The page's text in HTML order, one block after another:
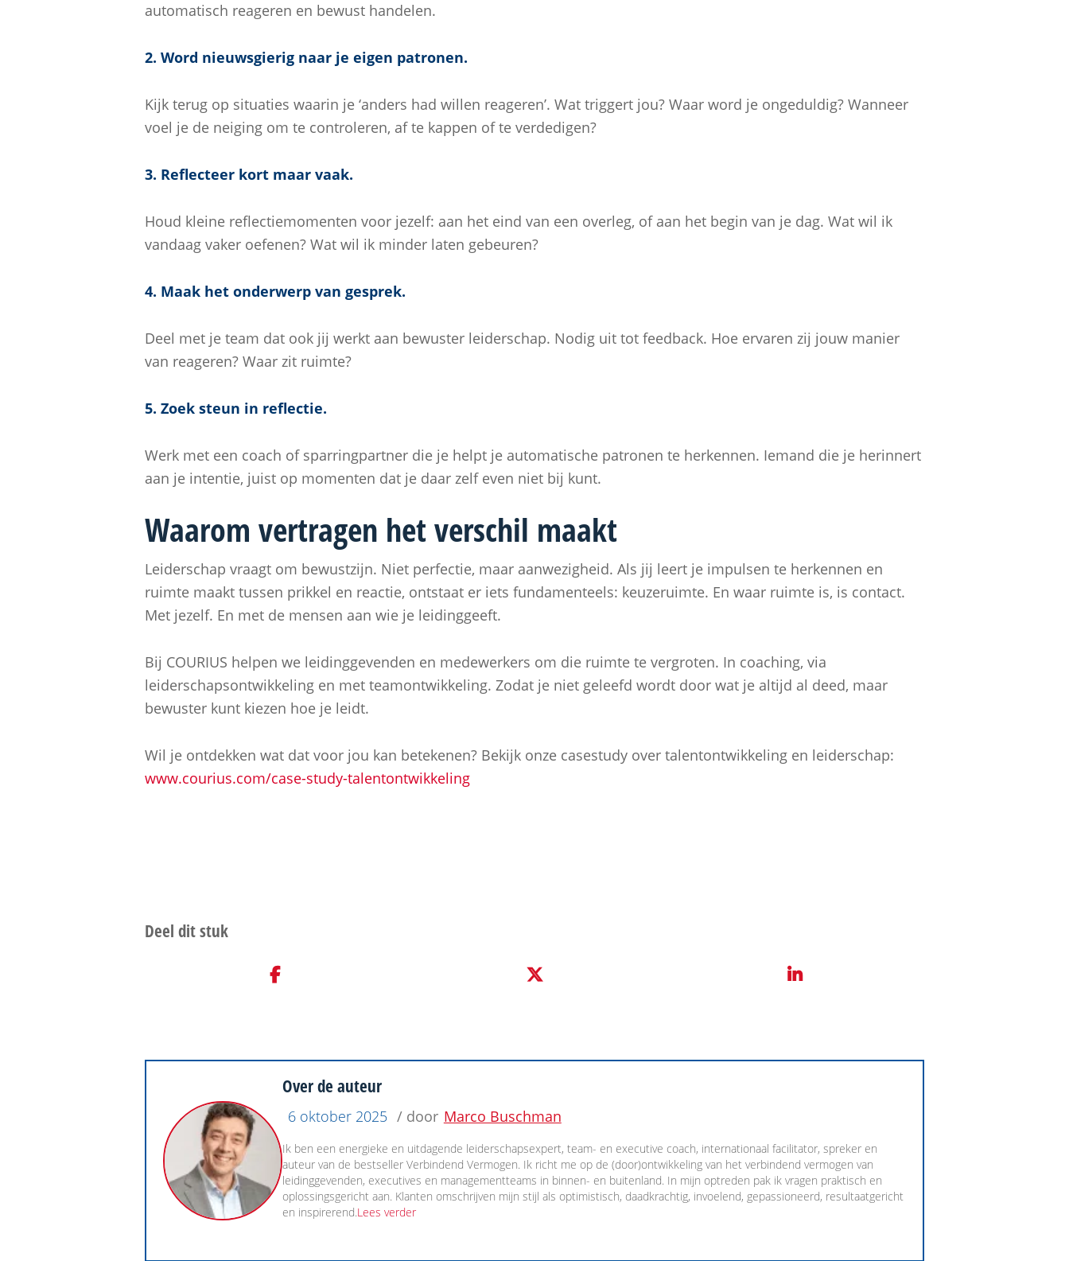
automatisch reageren en bewust handelen.
2. Word nieuwsgierig naar je eigen patronen.
Kijk terug op situaties waarin je ‘anders had willen reageren’. Wat triggert jou? Waar word je ongeduldig? Wanneer
voel je de neiging om te controleren, af te kappen of te verdedigen?
3. Reflecteer kort maar vaak.
Houd kleine reflectiemomenten voor jezelf: aan het eind van een overleg, of aan het begin van je dag. Wat wil ik
vandaag vaker oefenen? Wat wil ik minder laten gebeuren?
4. Maak het onderwerp van gesprek.
Deel met je team dat ook jij werkt aan bewuster leiderschap. Nodig uit tot feedback. Hoe ervaren zij jouw manier
van reageren? Waar zit ruimte?
5. Zoek steun in reflectie.
Werk met een coach of sparringpartner die je helpt je automatische patronen te herkennen. Iemand die je herinnert
aan je intentie, juist op momenten dat je daar zelf even niet bij kunt.
Waarom vertragen het verschil maakt
Leiderschap vraagt om bewustzijn. Niet perfectie, maar aanwezigheid. Als jij leert je impulsen te herkennen en
ruimte maakt tussen prikkel en reactie, ontstaat er iets fundamenteels: keuzeruimte. En waar ruimte is, is contact.
Met jezelf. En met de mensen aan wie je leidinggeeft.
Bij COURIUS helpen we leidinggevenden en medewerkers om die ruimte te vergroten. In coaching, via
leiderschapsontwikkeling en met teamontwikkeling. Zodat je niet geleefd wordt door wat je altijd al deed, maar
bewuster kunt kiezen hoe je leidt.
Wil je ontdekken wat dat voor jou kan betekenen? Bekijk onze casestudy over talentontwikkeling en leiderschap:
www.courius.com/case-study-talentontwikkeling
Over de auteur
6 oktober 2025 / door Marco Buschman
Ik ben een energieke en uitdagende leiderschapsexpert, team- en executive coach, internationaal facilitator, spreker en
auteur van de bestseller Verbindend Vermogen. Ik richt me op de (door)ontwikkeling van het verbindend vermogen van
leidinggevenden, executives en managementteams in binnen- en buitenland. In mijn optreden pak ik vragen praktisch en
oplossingsgericht aan. Klanten omschrijven mijn stijl als optimistisch, daadkrachtig, invoelend, gepassioneerd, resultaatgericht
en inspirerend.Lees verder